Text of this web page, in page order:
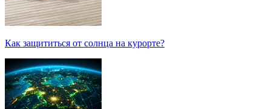
Как защититься от солнца на курорте?